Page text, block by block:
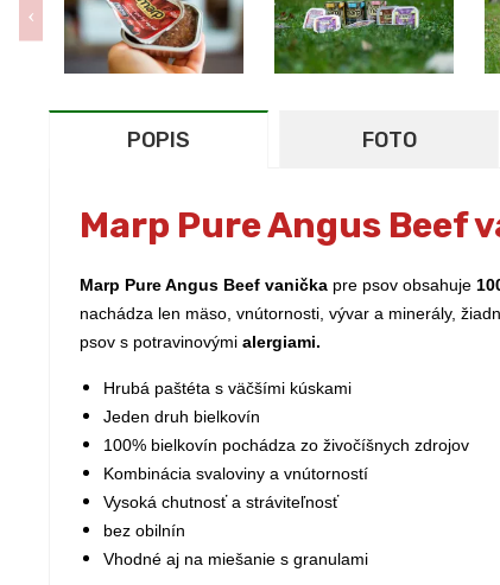
POPIS FOTO
Marp Pure Angus Beef
Marp Pure Angus Beef vanička pre psov obsahuje
nachádza len mäso, vnútornosti, vývar a minerály,
psov s potravinovými alergiami.
Hrubá paštéta s väčšími kúskami
Jeden druh bielkovín
100% bielkovín pochádza zo živočíšnych zdrojov
Kombinácia svaloviny a vnútorností
Vysoká chutnosť a stráviteľnosť
bez obilnín
Vhodné aj na miešanie s granulami